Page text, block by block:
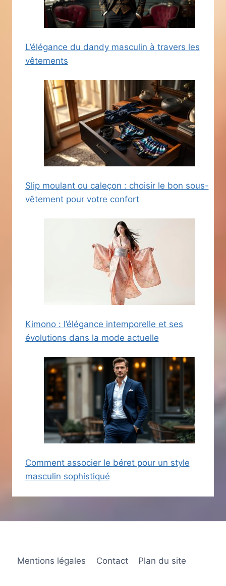
L’élégance du dandy masculin à travers les
vêtements
Slip moulant ou caleçon : choisir le bon sous-
vêtement pour votre confort
Kimono : l’élégance intemporelle et ses
évolutions dans la mode actuelle
Comment associer le béret pour un style
masculin sophistiqué
Mentions légales Contact Plan du site